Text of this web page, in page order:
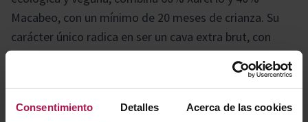
Consentimiento Detalles Acerca de las cookies
Macabeo, con un mínimo de 20 meses de crianza. Su
carácter único radica en ser un cava extra brut, con
menos de 6 g/l de azúcar, donde el licor de expedición
se elabora a partir de un vino naturalmente dulce de
Xarel·lo de vendimia tardía. Una opción excepcional que
ofrece calidad superior a un precio muy atractivo.